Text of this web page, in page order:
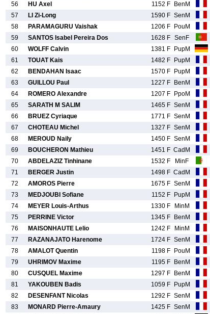
56
HU Axel 1152 F BenM
57
LI Zi-Long 1590 F SenM
58
PARAMAGURU Vaishak 1206 F PouM
59
SANTOS Isabel Pereira Dos 1628 F SenF
60
WOLFF Calvin 1381 F PupM
61
TOUAT Kais 1482 F PupM
62
BENDAHAN Isaac 1570 F PupM
63
GUILLOU Paul 1227 F BenM
64
ROMERO Alexandre 1207 F PpoM
65
SARATH M SALIM 1465 F SenM
66
BRUEZ Cyriaque 1771 F SenM
67
CHOTEAU Michel 1327 F SenM
68
MEROUD Naily 1450 F SenM
69
BOUCHERON Mathieu 1451 F CadM
70
ABDELAZIZ Tinhinane 1532 F MinF
71
BERGER Justin 1498 F CadM
72
AMOROS Pierre 1675 F SenM
73
MEDJOUBI Sofiane 1152 F PupM
74
MEYER Louis-Arthus 1330 F MinM
75
PERRINE Victor 1345 F BenM
76
MAISONHAUTE Lelio 1242 F MinM
77
RAZANAJATO Harenome 1724 F SenM
78
AMALOT Quentin 1198 F PouM
79
UHRIMOV Maxime 1195 F BenM
80
CUSQUEL Maxime 1297 F BenM
81
YAKOUBEN Badis 1059 F PupM
82
DESENFANT Nicolas 1292 F SenM
83
MONARD Pierre-Amaury 1425 F SenM